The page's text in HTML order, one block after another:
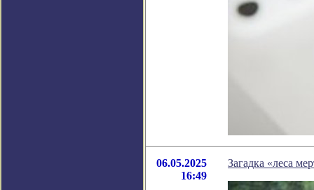
06.05.2025
16:49
Загадка «леса